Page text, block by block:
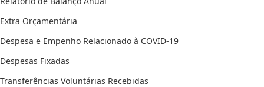
Extra Orçamentária
Despesa e Empenho Relacionado à COVID-19
Despesas Fixadas
Transferências Voluntárias Recebidas